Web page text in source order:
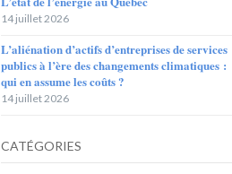
14 juillet 2026
L’aliénation d’actifs d’entreprises de services
publics à l’ère des changements climatiques :
qui en assume les coûts ?
14 juillet 2026
CATÉGORIES